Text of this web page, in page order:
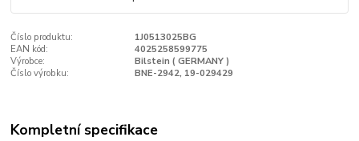
Číslo produktu:
1J0513025BG
EAN kód:
4025258599775
Výrobce:
Bilstein ( GERMANY )
Číslo výrobku:
BNE-2942, 19-029429
Kompletní specifikace